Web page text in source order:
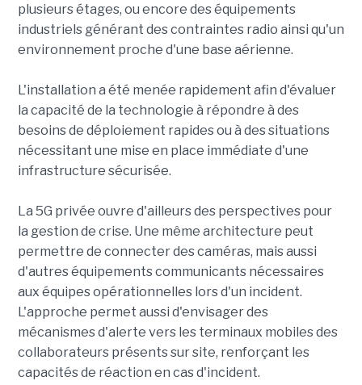
plusieurs étages, ou encore des équipements
industriels générant des contraintes radio ainsi qu'un
environnement proche d'une base aérienne.
L'installation a été menée rapidement afin d'évaluer
la capacité de la technologie à répondre à des
besoins de déploiement rapides ou à des situations
nécessitant une mise en place immédiate d'une
infrastructure sécurisée.
La 5G privée ouvre d'ailleurs des perspectives pour
la gestion de crise. Une même architecture peut
permettre de connecter des caméras, mais aussi
d'autres équipements communicants nécessaires
aux équipes opérationnelles lors d'un incident.
L'approche permet aussi d'envisager des
mécanismes d'alerte vers les terminaux mobiles des
collaborateurs présents sur site, renforçant les
capacités de réaction en cas d'incident.